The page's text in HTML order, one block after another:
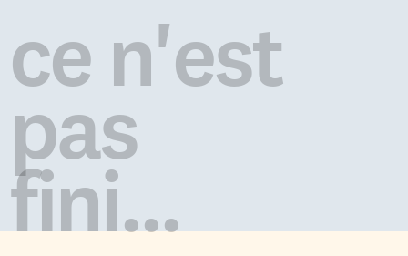
ce n'est
pas
fini...